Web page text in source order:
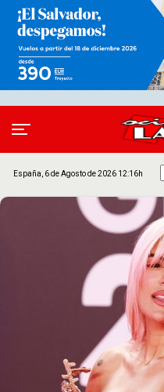
España, 6 de Agosto de 2026 12:16h